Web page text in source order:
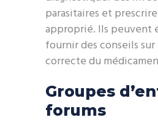
parasitaires et
approprié. Ils peuvent
fournir des conseils
correcte du
Groupes
forums